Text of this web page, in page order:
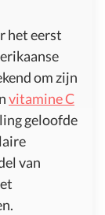
het eerst
om zijn
vitamine C
geloofde
van